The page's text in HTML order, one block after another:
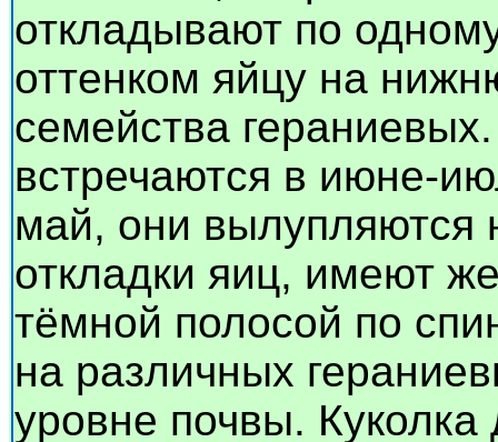
откладывают по
оттенком яйцу на
семейства
встречаются в июне-
май, они вылупляются
откладки яиц, имеют
тёмной полосой по
на различных
уровне почвы.